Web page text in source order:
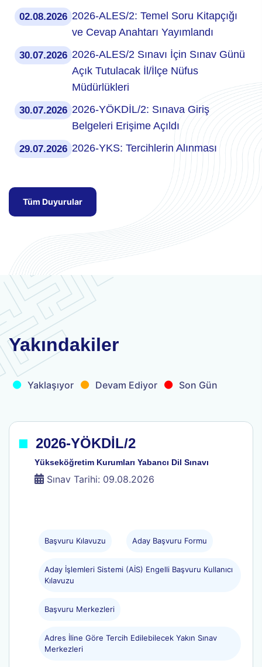
02.08.2026 2026-ALES/2: Temel Soru Kitapçığı
ve Cevap Anahtarı Yayımlandı
30.07.2026 2026-ALES/2 Sınavı İçin Sınav Günü
Açık Tutulacak İl/İlçe Nüfus
Müdürlükleri
30.07.2026 2026-YÖKDİL/2: Sınava Giriş
Belgeleri Erişime Açıldı
29.07.2026 2026-YKS: Tercihlerin Alınması
Tüm Duyurular
Yakındakiler
. Yaklaşıyor . Devam Ediyor . Son Gün
. 2026-YÖKDİL/2
Yükseköğretim Kurumları Yabancı Dil Sınavı
Sınav Tarihi: 09.08.2026
Başvuru Kılavuzu Aday Başvuru Formu
Aday İşlemleri Sistemi (AİS) Engelli Başvuru Kullanıcı
Kılavuzu
Başvuru Merkezleri
Adres İline Göre Tercih Edilebilecek Yakın Sınav
Merkezleri